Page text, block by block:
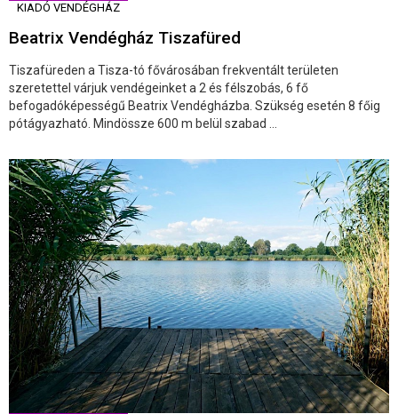
KIADÓ VENDÉGHÁZ
Beatrix Vendégház Tiszafüred
Tiszafüreden a Tisza-tó fővárosában frekventált területen
szeretettel várjuk vendégeinket a 2 és félszobás, 6 fő
befogadóképességű Beatrix Vendégházba. Szükség esetén 8 főig
pótágyazható. Mindössze 600 m belül szabad ...